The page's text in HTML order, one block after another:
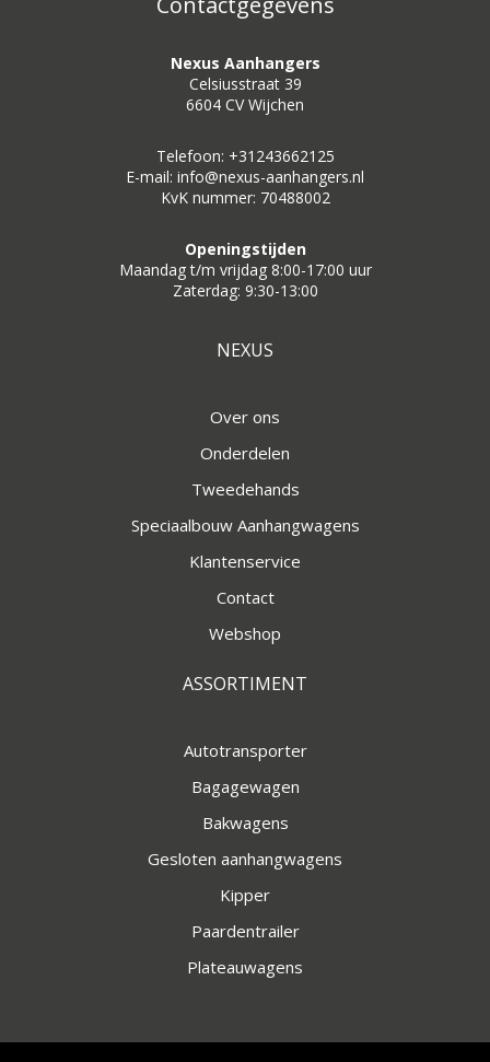
Nexus Aanhangers
Celsiusstraat 39
6604 CV Wijchen
Telefoon: +31243662125
E-mail: info@nexus-aanhangers.nl
KvK nummer: 70488002
Openingstijden
Maandag t/m vrijdag 8:00-17:00 uur
Zaterdag: 9:30-13:00
NEXUS
Over ons
Onderdelen
Tweedehands
Speciaalbouw Aanhangwagens
Klantenservice
Contact
Webshop
ASSORTIMENT
Autotransporter
Bagagewagen
Bakwagens
Gesloten aanhangwagens
Kipper
Paardentrailer
Plateauwagens